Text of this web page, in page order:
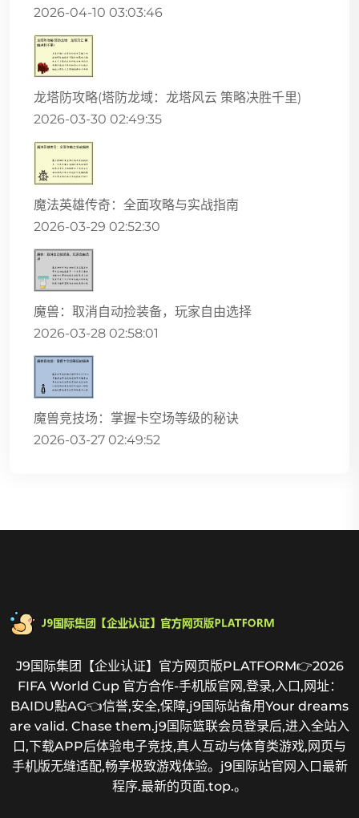
2026-04-10 03:03:46
龙塔防攻略(塔防龙域：龙塔风云 策略决胜千里)
2026-03-30 02:49:35
魔法英雄传奇：全面攻略与实战指南
2026-03-29 02:52:30
魔兽：取消自动捡装备，玩家自由选择
2026-03-28 02:58:01
魔兽竞技场：掌握卡空场等级的秘诀
2026-03-27 02:49:52
J9国际集团【企业认证】官方网页版PLATFORM👉2026
FIFA World Cup 官方合作-手机版官网,登录,入口,网址：
BAIDU點AG👈信誉,安全,保障,j9国际站备用Your dreams
are valid. Chase them.j9国际篮联会员登录后,进入全站入
口,下载APP后体验电子竞技,真人互动与体育类游戏,网页与
手机版无缝适配,畅享极致游戏体验。j9国际站官网入口最新
程序.最新的页面.top.。